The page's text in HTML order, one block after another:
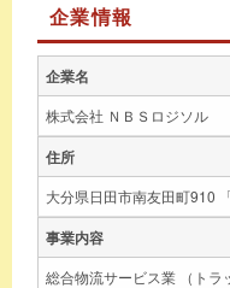
企業情報
企業名
株式会社 ＮＢＳロジソル
住所
大分県日田市南友田町910
事業内容
総合物流サービス業 （ト